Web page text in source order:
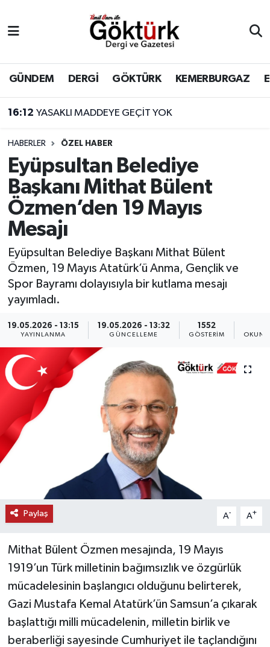
GÜNDEM DERGİ GÖKTÜRK KEMERBURGAZ
16:12 YASAKLI MADDEYE GEÇİT YOK
HABERLER ÖZEL HABER
Eyüpsultan Belediye
Başkanı Mithat Bülent
Özmen’den 19 Mayıs
Mesajı
Eyüpsultan Belediye Başkanı Mithat Bülent
Özmen, 19 Mayıs Atatürk’ü Anma, Gençlik ve
Spor Bayramı dolayısıyla bir kutlama mesajı
yayımladı.
19.05.2026 - 13:15
YAYINLANMA
19.05.2026 - 13:32
GÜNCELLEME
1552
GÖSTERIM
Paylaş A- A+
Mithat Bülent Özmen mesajında, 19 Mayıs
1919’un Türk milletinin bağımsızlık ve özgürlük
mücadelesinin başlangıcı olduğunu belirterek,
Gazi Mustafa Kemal Atatürk’ün Samsun’a çıkarak
başlattığı milli mücadelenin, milletin birlik ve
beraberliği sayesinde Cumhuriyet ile taçlandığını
BİLİM
DERGİ
DÜNYA
EĞİTİM
EKONOMİ
GÖKTÜRK
KEMERBURGAZ
KÜLTÜR - SANAT
MAGAZİN
ÖZEL HABER
SAĞLIK
TEKNOLOJİ
TİCARET
Eyüpsultan Hava Durumu
Eyüpsultan Trafik Yoğunluk Haritası
Süper Lig Puan Durumu ve Fikstür
Tüm Manşetler
Son Dakika Haberleri
Haber Arşivi